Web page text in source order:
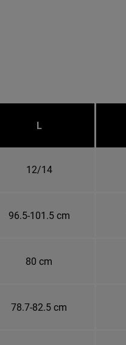
L
12/14
96.5-101.5 cm
80 cm
78.7-82.5 cm